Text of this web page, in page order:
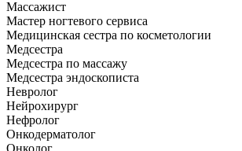
Массажист
Мастер ногтевого сервиса
Медицинская сестра по косметологии
Медсестра
Медсестра по массажу
Медсестра эндоскописта
Невролог
Нейрохирург
Нефролог
Онкодерматолог